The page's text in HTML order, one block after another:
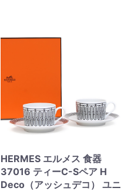
HERMES エルメス 食器
37016 ティーC-Sペア H
Deco（アッシュデコ） ユニ